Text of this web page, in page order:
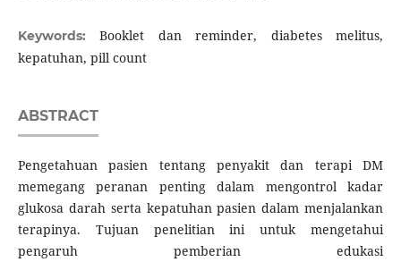
Keywords:Booklet dan reminder, diabetes melitus,
kepatuhan, pill count
ABSTRACT
Pengetahuan pasien tentang penyakit dan terapi DM
memegang peranan penting dalam mengontrol kadar
glukosa darah serta kepatuhan pasien dalam menjalankan
terapinya. Tujuan penelitian ini untuk mengetahui
pengaruh pemberian edukasi